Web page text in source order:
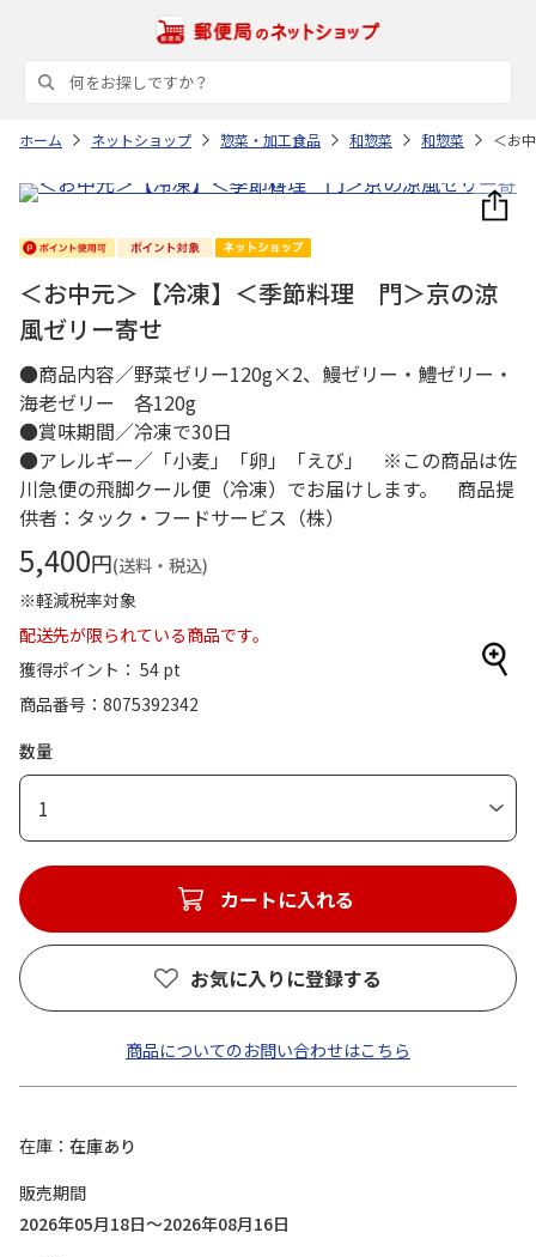
ホーム ネットショップ 惣菜・加工食品 和惣菜 和惣菜 ＜お
＜お中元＞【冷凍】＜季節料理 門＞京の涼
風ゼリー寄せ
●商品内容／野菜ゼリー120g×2、鰻ゼリー・鱧ゼリー・
海老ゼリー 各120g
●賞味期間／冷凍で30日
●アレルギー／「小麦」「卵」「えび」 ※この商品は佐
川急便の飛脚クール便（冷凍）でお届けします。 商品提
供者：タック・フードサービス（株）
5,400円(送料・税込)
※軽減税率対象
配送先が限られている商品です。
獲得ポイント： 54 pt
商品番号
8075392342
数量
1
カートに入れる
お気に入りに登録する
商品についてのお問い合わせはこちら
在庫
在庫あり
販売期間
2026年05月18日～2026年08月16日